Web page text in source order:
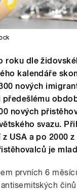
roku dle
kalendáře
nových
nových
svazu.
USA a po 2000 z
je
prvních 6